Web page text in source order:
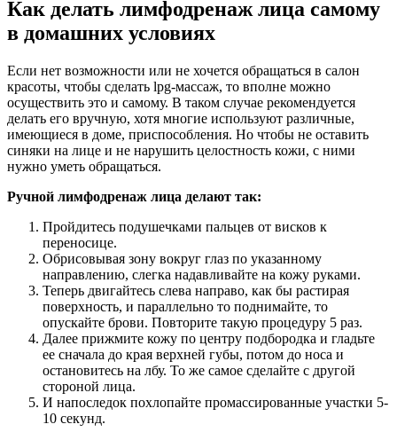
Как делать лимфодренаж лица самому
в домашних условиях
Если нет возможности или не хочется обращаться в салон
красоты, чтобы сделать lpg-массаж, то вполне можно
осуществить это и самому. В таком случае рекомендуется
делать его вручную, хотя многие используют различные,
имеющиеся в доме, приспособления. Но чтобы не оставить
синяки на лице и не нарушить целостность кожи, с ними
нужно уметь обращаться.
Ручной лимфодренаж лица делают так:
Пройдитесь подушечками пальцев от висков к
переносице.
Обрисовывая зону вокруг глаз по указанному
направлению, слегка надавливайте на кожу руками.
Теперь двигайтесь слева направо, как бы растирая
поверхность, и параллельно то поднимайте, то
опускайте брови. Повторите такую процедуру 5 раз.
Далее прижмите кожу по центру подбородка и гладьте
ее сначала до края верхней губы, потом до носа и
остановитесь на лбу. То же самое сделайте с другой
стороной лица.
И напоследок похлопайте промассированные участки 5-
10 секунд.